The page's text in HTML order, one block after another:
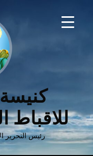
للاقباط
رئيس التحرير